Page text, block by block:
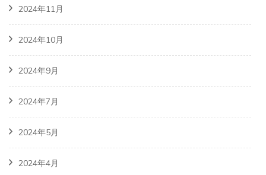
2024年11月
2024年10月
2024年9月
2024年7月
2024年5月
2024年4月